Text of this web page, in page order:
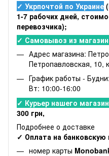
✓ Укрпочтой по Украине
1-7 рабочих дней,
перевозчика);
✓ Самовывоз из
Адрес магазина:
Петропавловская, 10,
График работы -
Вт: 10:00-16:00
✓ Курьер нашего
300 грн,
Подробнее о доставке
✓ Оплата на банковскую
номер карты